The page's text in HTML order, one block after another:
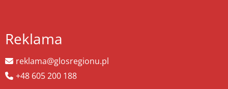
Reklama
reklama@glosregionu.pl
+48 605 200 188